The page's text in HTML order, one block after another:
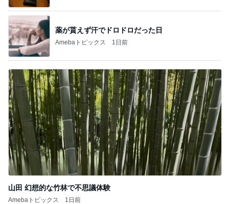
薬が貰えず汗でドロドロだった日
Amebaトピックス 1日前
山田 幻想的な竹林で不思議体験
Amebaトピックス 1日前